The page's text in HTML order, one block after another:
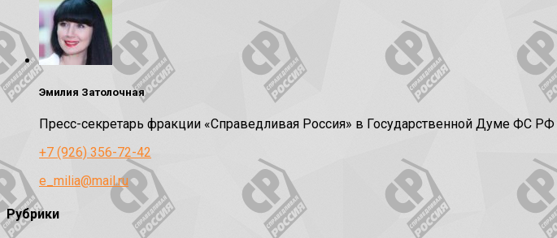
Эмилия Затолочная
Пресс-секретарь фракции «Справедливая Россия» в Государственной Думе ФС РФ
+7 (926) 356-72-42
e_milia@mail.ru
Рубрики